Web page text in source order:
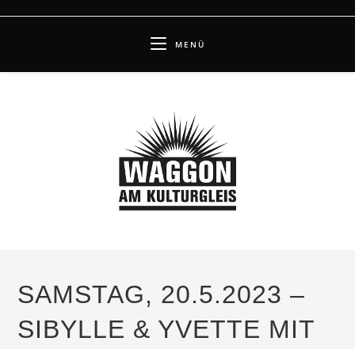
MENÜ
SAMSTAG, 20.5.2023 –
SIBYLLE & YVETTE MIT